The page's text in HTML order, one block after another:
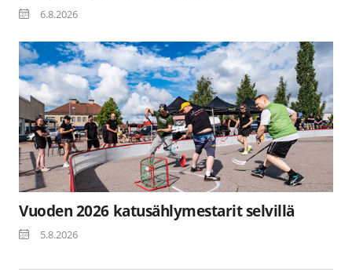
6.8.2026
Vuoden 2026 katusählymestarit selvillä
5.8.2026